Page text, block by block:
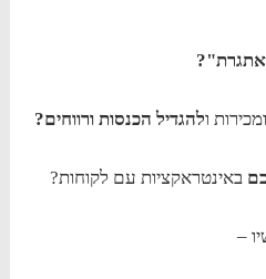
ולהגדיל הכנסות ורווחים?
באינטראקציות עם לקוחות?
–